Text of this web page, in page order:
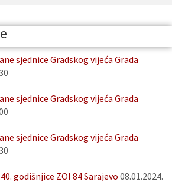
sjednice Gradskog vijeća Grada
sjednice Gradskog vijeća Grada
sjednice Gradskog vijeća Grada
godišnjice ZOI 84 Sarajevo 08.01.2024.